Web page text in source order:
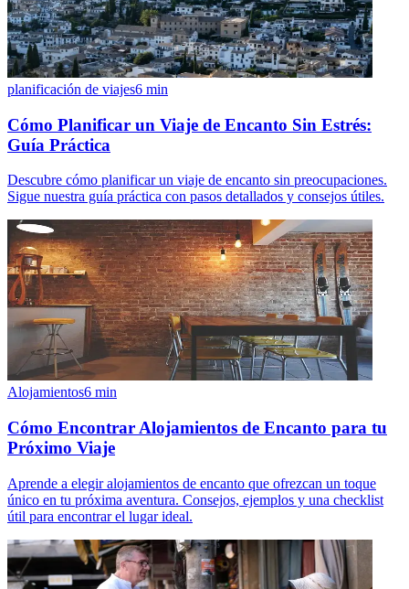
planificación de viajes6 min
Cómo Planificar un Viaje de Encanto Sin Estrés:
Guía Práctica
Descubre cómo planificar un viaje de encanto sin preocupaciones.
Sigue nuestra guía práctica con pasos detallados y consejos útiles.
Alojamientos6 min
Cómo Encontrar Alojamientos de Encanto para tu
Próximo Viaje
Aprende a elegir alojamientos de encanto que ofrezcan un toque
único en tu próxima aventura. Consejos, ejemplos y una checklist
útil para encontrar el lugar ideal.